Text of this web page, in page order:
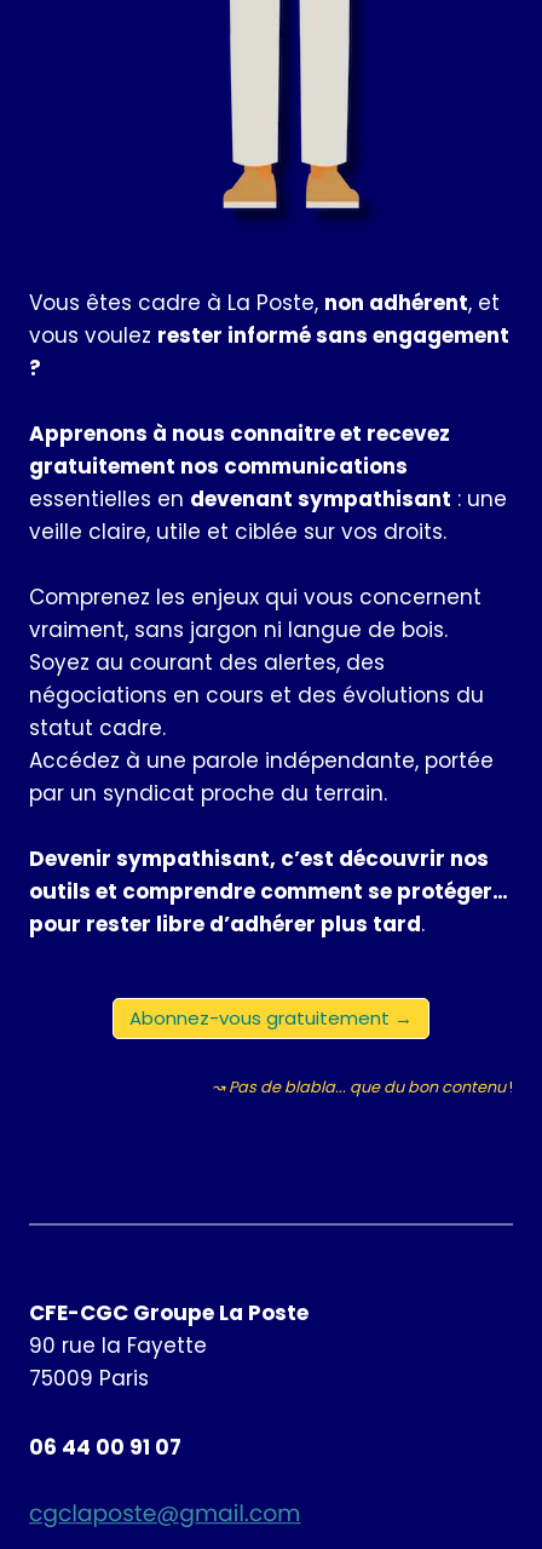
Vous êtes cadre à La Poste, non adhérent, et
vous voulez rester informé sans engagement
?
Apprenons à nous connaitre et recevez
gratuitement nos communications
essentielles en devenant sympathisant : une
veille claire, utile et ciblée sur vos droits.
Comprenez les enjeux qui vous concernent
vraiment, sans jargon ni langue de bois.
Soyez au courant des alertes, des
négociations en cours et des évolutions du
statut cadre.
Accédez à une parole indépendante, portée
par un syndicat proche du terrain.
Devenir sympathisant, c’est découvrir nos
outils et comprendre comment se protéger…
pour rester libre d’adhérer plus tard.
Abonnez-vous gratuitement →
↝ Pas de blabla... que du bon contenu!
CFE-CGC Groupe La Poste
90 rue la Fayette
75009 Paris
06 44 00 91 07